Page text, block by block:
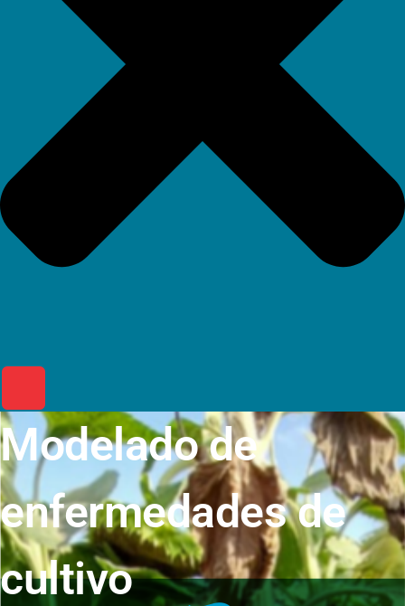
Modelado de
enfermedades de
cultivo